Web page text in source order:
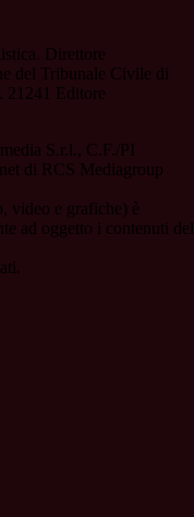
Direttore
del Tribunale Civile di
21241 Editore
S.r.l., C.F./PI
di RCS Mediagroup
video e grafiche) è
ad oggetto i contenuti del